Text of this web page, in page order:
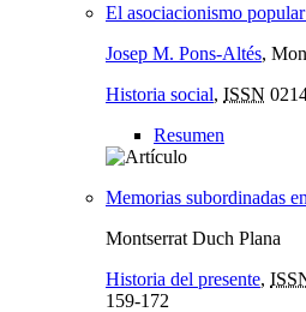
El asociacionismo
Josep M. Pons-Altés,
Historia social, ISSN
Resumen
Memorias subordinadas
Montserrat Duch Plana
Historia del presente,
159-172